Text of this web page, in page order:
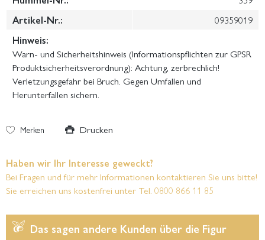
Artikel-Nr.:
09359019
Hinweis:
Warn- und Sicherheitshinweis (Informationspflichten zur GPSR
Produktsicherheitsverordnung): Achtung, zerbrechlich!
Verletzungsgefahr bei Bruch. Gegen Umfallen und
Herunterfallen sichern.
Merken Drucken
Haben wir Ihr Interesse geweckt?
Bei Fragen und für mehr Informationen kontaktieren Sie uns bitte!
Sie erreichen uns kostenfrei unter Tel. 0800 866 11 85
Das sagen andere Kunden über die Figur